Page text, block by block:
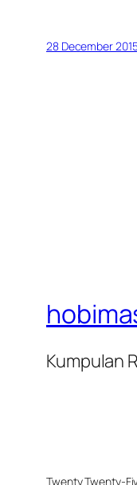
28 December
Kumpulan
Twenty Twenty-